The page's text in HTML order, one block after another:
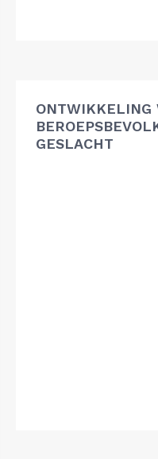
ONTWIKKELING
GESLACHT